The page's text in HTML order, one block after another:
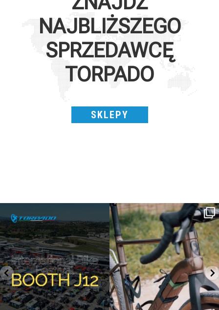
NAJBLIŻSZEGO
SPRZEDAWCĘ
TORPADO
SKLEPY
IBF sta per...
17 1
Kepler R è la gravel pensata per affrontare
lunghe...
27 0